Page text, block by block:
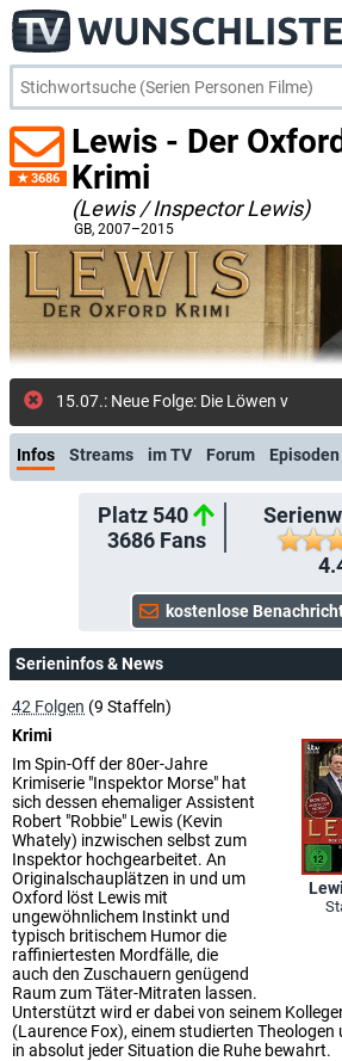
3686
Lewis - Der
Krimi
(Lewis / Inspector Lewis)
GB, 2007–2015
Infos Streams im TV Forum Episoden
Platz 540
3686Fans
Serieninfos & News
42 Folgen (9 Staffeln)
Krimi
Im Spin-Off der 80er-Jahre
Krimiserie "Inspektor Morse" hat
sich dessen ehemaliger Assistent
Robert "Robbie" Lewis (Kevin
Whately) inzwischen selbst zum
Inspektor hochgearbeitet. An
Originalschauplätzen in und um
Oxford löst Lewis mit
ungewöhnlichem Instinkt und
typisch britischem Humor die
raffiniertesten Mordfälle, die
auch den Zuschauern genügend
Raum zum Täter-Mitraten lassen.
Unterstützt wird er dabei von seinem
(Laurence Fox), einem studierten Theologen
in absolut jeder Situation die Ruhe bewahrt.